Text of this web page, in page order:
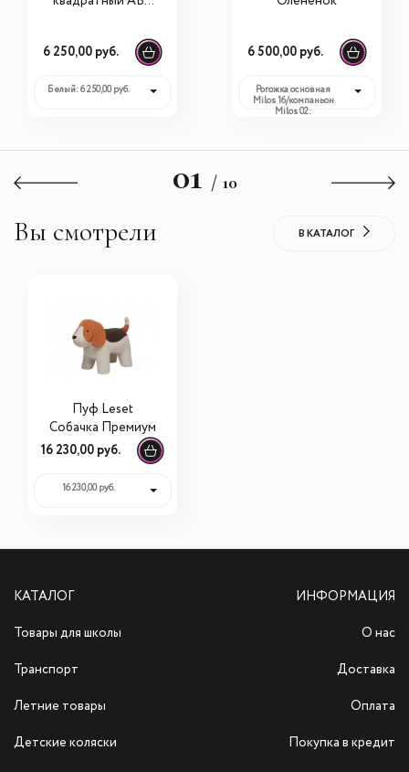
6 250,00 руб.
Белый: 6 250,00 руб.
6 500,00 руб.
Рогожка основная
Milos 16/компаньон
Milos 02:
01 / 10
Вы смотрели В КАТАЛОГ
Пуф Leset
Собачка Премиум
16 230,00 руб.
16 230,00 руб.
КАТАЛОГ
Товары для школы
Транспорт
Летние товары
Детские коляски
ИНФОРМАЦИЯ
О нас
Доставка
Оплата
Покупка в кредит